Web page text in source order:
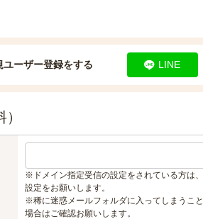
ーザー登録をする LINE
※ドメイン指定受信の設定をされている方は、
設定をお願いします。
※稀に迷惑メールフォルダに入ってしまうこ
場合はご確認お願いします。